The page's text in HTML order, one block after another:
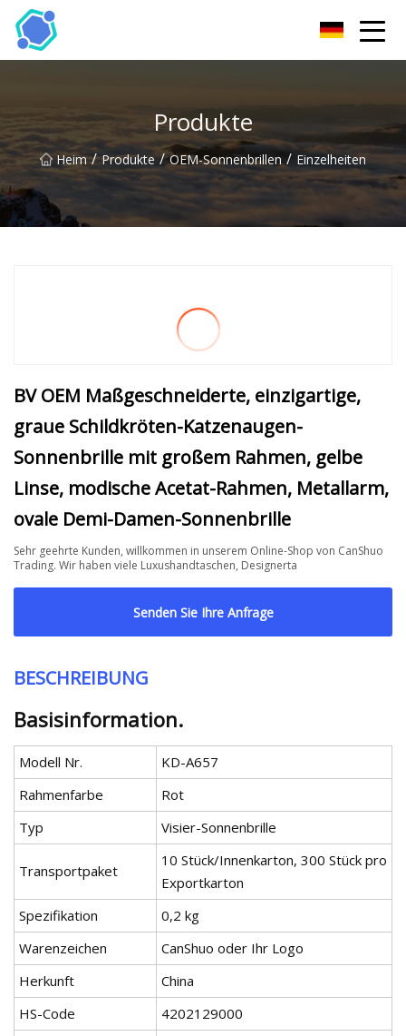
Produkte
Heim / Produkte / OEM-Sonnenbrillen / Einzelheiten
BV OEM Maßgeschneiderte, einzigartige,
graue Schildkröten-Katzenaugen-
Sonnenbrille mit großem Rahmen, gelbe
Linse, modische Acetat-Rahmen, Metallarm,
ovale Demi-Damen-Sonnenbrille
Sehr geehrte Kunden, willkommen in unserem Online-Shop von CanShuo
Trading. Wir haben viele Luxushandtaschen, Designerta
Senden Sie Ihre Anfrage
BESCHREIBUNG
Basisinformation.
Modell Nr.
KD-A657
Rahmenfarbe
Rot
Typ
Visier-Sonnenbrille
Transportpaket
10 Stück/Innenkarton, 300 Stück pro
Exportkarton
Spezifikation
0,2 kg
Warenzeichen
CanShuo oder Ihr Logo
Herkunft
China
HS-Code
4202129000